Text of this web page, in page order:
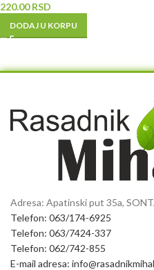
220.00RSD
DODAJ U KORPU
Adresa: Apatinski put 35a,
Telefon: 063/174-6925
Telefon: 063/7424-337
Telefon: 062/742-855
E-mail adresa: